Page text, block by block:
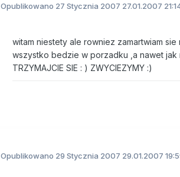
Opublikowano 27 Stycznia 2007 27.01.2007
witam niestety ale rowniez zamartwiam
wszystko bedzie w porzadku ,a nawet
TRZYMAJCIE SIE : ) ZWYCIEZYMY :)
Opublikowano 29 Stycznia 2007 29.01.2007